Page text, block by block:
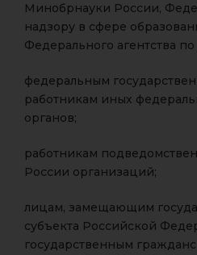
Минобрнауки России,
надзору в сфере
Федерального агентства
федеральным
работникам иных
органов;
работникам
России организаций;
лицам, замещающим
субъекта Российской
государственным